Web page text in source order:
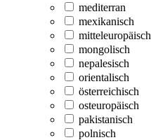
mediterran
mexikanisch
mitteleuropäisch
mongolisch
nepalesisch
orientalisch
österreichisch
osteuropäisch
pakistanisch
polnisch